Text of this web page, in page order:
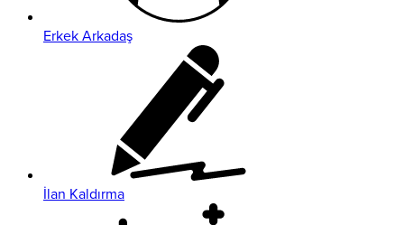
Erkek Arkadaş
İlan Kaldırma